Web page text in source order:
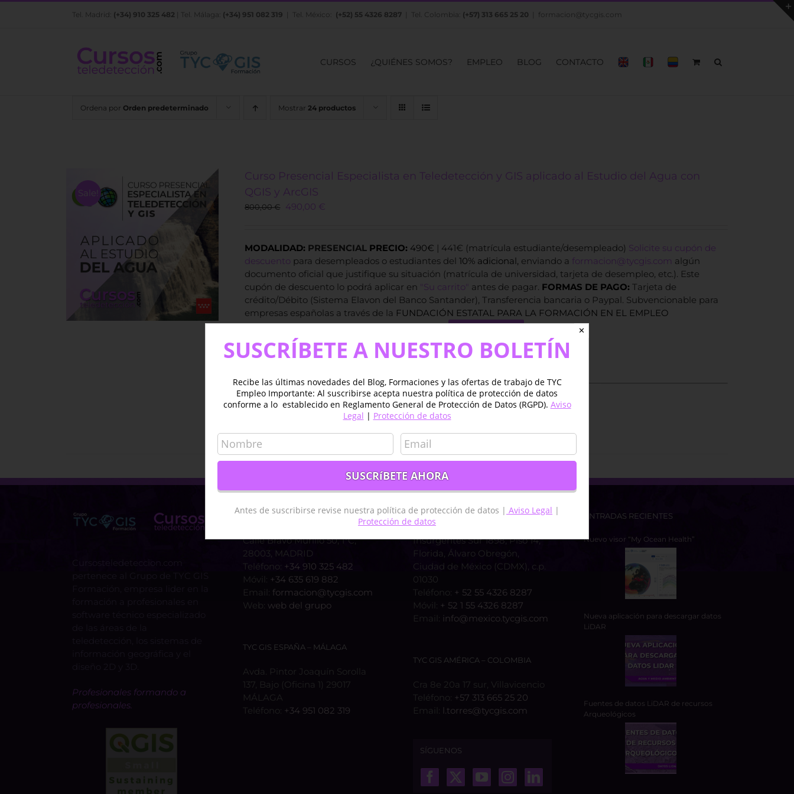
Saltar
Tel. Madrid: (+34) 910 325 482 | Tel. Málaga: (+34) 951 082 319 | Tel. México: (+52) 55 4326 8287 | Tel. Colombia: (+57) 313 665 25 20 formacion@tycgis.com
CURSOS ¿QUIÉNES SOMOS? EMPLEO BLOG CONTACTO
Ordena por Orden predeterminado Mostrar 24 productos
Sale!
Curso Presencial Especialista en Teledetección y GIS aplicado al Estudio del Agua con
QGIS y ArcGIS
800,00€
Original
800,00 €.
490,00 €
490,00 €.
MODALIDAD: PRESENCIAL PRECIO: 490€ | 441€ (matrícula estudiante/desempleado) Solicite su cupón de
descuento para desempleados o estudiantes del 10% adicional, enviando a formacion@tycgis.com algún
documento oficial que justifique su situación (matrícula de universidad, tarjeta de desempleo, etc.). Este
cupón de descuento lo podrá aplicar en "Su carrito" antes de pagar. FORMAS DE PAGO: Tarjeta de
crédito/Débito (Sistema Elavon del Banco Santander), Transferencia bancaria o Paypal. Subvencionable para
empresas españolas a través de la FUNDACIÓN ESTATAL PARA LA FORMACIÓN EN EL EMPLEO
Detalles
Cursosteledeteccion.com
Profesionales formando a
profesionales.
TYC GIS ESPAÑA – MADRID
Calle Bravo Murillo 50, 1ºC,
28003, MADRID
Teléfono: +34 910 325 482
Móvil: +34 635 619 882
Email: formacion@tycgis.com
Web: web del grupo
TYC GIS ESPAÑA – MÁLAGA
Avda. Pintor Joaquín Sorolla
137, Bajo (Oficina 1) 29017
MÁLAGA
Teléfono: +34 951 082 319
TYC GIS AMÉRICA – MÉXICO
Insurgentes Sur 1898, Piso 14,
Florida, Álvaro Obregón,
Ciudad de México (CDMX), c.p.
01030
Teléfono: + 52 55 4326 8287
Móvil: + 52 1 55 4326 8287
Email: info@mexico.tycgis.com
TYC GIS AMÉRICA – COLOMBIA
Cra 8e 20a 17 sur, Villavicencio
Teléfono: +57 313 665 25 20
Email: l.torres@tycgis.com
SÍGUENOS
ENTRADAS RECIENTES
Nuevo visor “My Ocean Health”
Nueva aplicación para descargar datos
LiDAR
Fuentes de datos LiDAR de recursos
Arqueológicos
✕
SUSCRÍBETE A NUESTRO BOLETÍN
Recibe las últimas novedades del Blog, Formaciones y las ofertas de trabajo de TYC
Empleo Importante: Al suscribirse acepta nuestra política de protección de datos
conforme a lo establecido en Reglamento General de Protección de Datos (RGPD). Aviso
Legal | Protección de datos
Antes de suscribirse revise nuestra política de protección de datos | Aviso Legal |
Protección de datos